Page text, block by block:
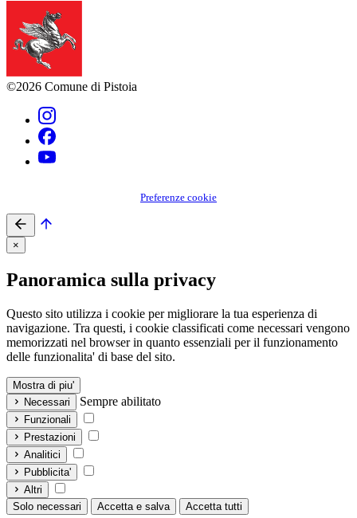
©2026 Comune di Pistoia
Preferenze cookie
×
Panoramica sulla privacy
Questo sito utilizza i cookie per migliorare la tua esperienza di
navigazione. Tra questi, i cookie classificati come necessari vengono
memorizzati nel browser in quanto essenziali per il funzionamento
delle funzionalita' di base del sito.
Mostra di piu'
Necessari
Sempre abilitato
Funzionali
Prestazioni
Analitici
Pubblicita'
Altri
Solo necessari
Accetta e salva Accetta tutti